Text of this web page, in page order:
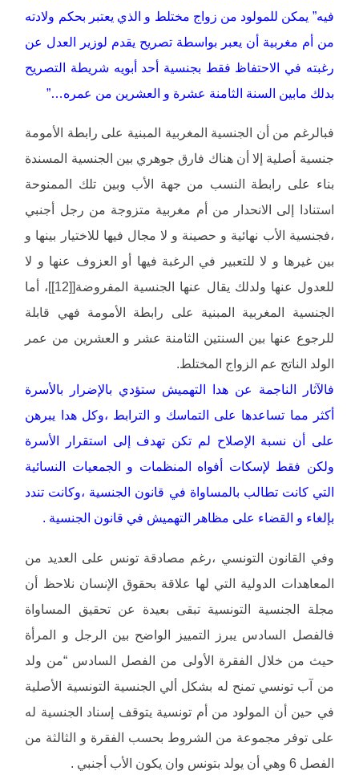
فيه” يمكن للمولود من زواج مختلط و الذي يعتبر بحكم ولادته
من أم مغربية أن يعبر بواسطة تصريح يقدم لوزير العدل عن
رغبته في الاحتفاظ فقط بجنسية أحد أبويه شريطة التصريح
بدلك مابين السنة الثامنة عشرة و العشرين من عمره…”
فبالرغم من أن الجنسية المغربية المبنية على رابطة الأمومة
جنسية أصلية إلا أن هناك فارق جوهري بين الجنسية المسندة
بناء على رابطة النسب من جهة الأب وبين تلك الممنوحة
استنادا إلى الانحدار من أم مغربية متزوجة من رجل أجنبي
،فجنسية الأب نهائية و حصينة و لا مجال فيها للاختيار بينها و
بين غيرها و لا للتعبير في الرغبة فيها أو العزوف عنها و لا
للعدول عنها ولدلك يقال عنها الجنسية المفروضة[[12]]، أما
الجنسية المغربية المبنية على رابطة الأمومة فهي قابلة
للرجوع عنها بين السنتين الثامنة عشر و العشرين من عمر
الولد الناتج عم الزواج المختلط.
فالآثار الناجمة عن هدا التهميش ستؤدي بالإضرار بالأسرة
أكثر مما تساعدها على التماسك و الترابط ،وكل هدا يبرهن
على أن نسبة الإصلاح لم تكن تهدف إلى استقرار الأسرة
ولكن فقط لإسكات أفواه المنظمات و الجمعيات النسائية
التي كانت تطالب بالمساواة في قانون الجنسية ،وكانت تندد
بإلغاء و القضاء على مظاهر التهميش في قانون الجنسية .
وفي القانون التونسي ،رغم مصادقة تونس على العديد من
المعاهدات الدولية التي لها علاقة بحقوق الإنسان نلاحظ أن
مجلة الجنسية التونسية تبقى بعيدة عن تحقيق المساواة
فالفصل السادس يبرز التمييز الواضح بين الرجل و المرأة
حيث من خلال الفقرة الأولى من الفصل السادس “من ولد
من آب تونسي تمنح له بشكل ألي الجنسية التونسية الأصلية
في حين أن المولود من أم تونسية يتوقف إسناد الجنسية له
على توفر مجموعة من الشروط بحسب الفقرة و الثالثة من
الفصل 6 وهي أن يولد بتونس وان يكون الأب أجنبي .